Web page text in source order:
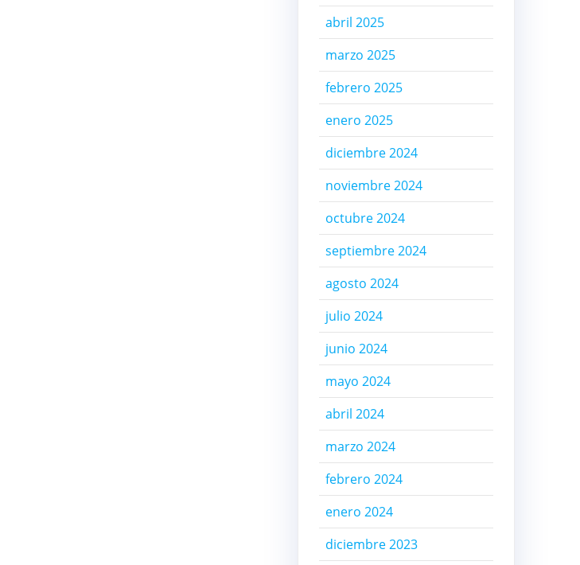
abril 2025
marzo 2025
febrero 2025
enero 2025
diciembre 2024
noviembre 2024
octubre 2024
septiembre 2024
agosto 2024
julio 2024
junio 2024
mayo 2024
abril 2024
marzo 2024
febrero 2024
enero 2024
diciembre 2023